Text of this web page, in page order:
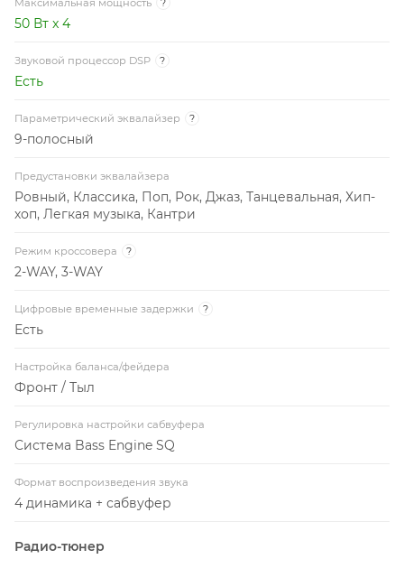
Максимальная мощность ?
50 Вт x 4
Звуковой процессор DSP ?
Есть
Параметрический эквалайзер ?
9-полосный
Предустановки эквалайзера
Ровный, Классика, Поп, Рок, Джаз, Танцевальная, Хип-
хоп, Легкая музыка, Кантри
Режим кроссовера ?
2-WAY, 3-WAY
Цифровые временные задержки ?
Есть
Настройка баланса/фейдера
Фронт / Тыл
Регулировка настройки сабвуфера
Система Bass Engine SQ
Формат воспроизведения звука
4 динамика + сабвуфер
Радио-тюнер